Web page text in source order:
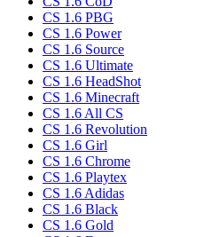
CS 1.6 PBG
CS 1.6 Power
CS 1.6 Source
CS 1.6 Ultimate
CS 1.6 HeadShot
CS 1.6 Minecraft
CS 1.6 All CS
CS 1.6 Revolution
CS 1.6 Girl
CS 1.6 Chrome
CS 1.6 Playtex
CS 1.6 Adidas
CS 1.6 Black
CS 1.6 Gold